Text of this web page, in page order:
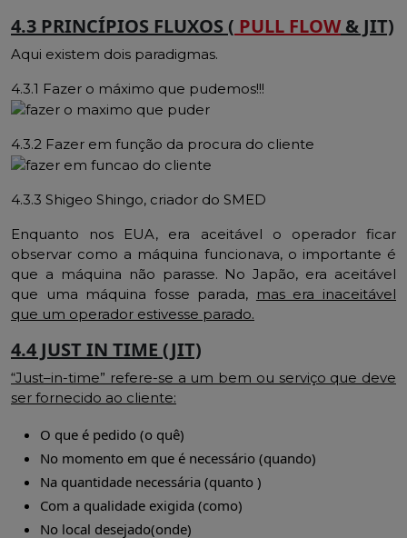
4.3 PRINCÍPIOS FLUXOS ( PULL FLOW& JIT)
Aqui existem dois paradigmas.
4.3.1 Fazer o máximo que pudemos!!!
4.3.2 Fazer em função da procura do cliente
4.3.3 Shigeo Shingo, criador do SMED
Enquanto nos EUA, era aceitável o operador ficar
observar como a máquina funcionava, o importante é
que a máquina não parasse. No Japão, era aceitável
que uma máquina fosse parada, mas era inaceitável
que um operador estivesse parado.
4.4 JUST IN TIME (JIT)
“Just–in-time” refere-se a um bem ou serviço que deve
ser fornecido ao cliente:
O que é pedido (o quê)
No momento em que é necessário (quando)
Na quantidade necessária (quanto )
Com a qualidade exigida (como)
No local desejado(onde)